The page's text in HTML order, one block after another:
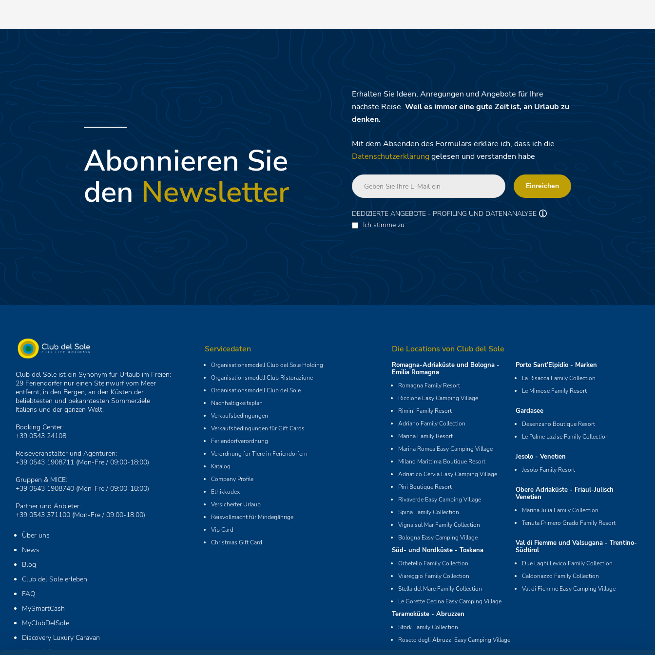
Abonnieren Sie
den Newsletter
Erhalten Sie Ideen, Anregungen und Angebote für Ihre
nächste Reise. Weil es immer eine gute Zeit ist, an Urlaub zu
denken.
Mit dem Absenden des Formulars erkläre ich, dass ich die
Datenschutzerklärunggelesen und verstanden habe
Einreichen
DEDIZIERTE ANGEBOTE - PROFILING UND DATENANALYSE
Ich stimme zu
Club del Sole ist ein Synonym für Urlaub im Freien:
29 Feriendörfer nur einen Steinwurf vom Meer
entfernt, in den Bergen, an den Küsten der
beliebtesten und bekanntesten Sommerziele
Italiens und der ganzen Welt.
Booking Center:
+39 0543 24108
Reiseveranstalter und Agenturen:
+39 0543 1908711 (Mon-Fre / 09:00-18:00)
Gruppen & MICE:
+39 0543 1908740 (Mon-Fre / 09:00-18:00)
Partner und Anbieter:
+39 0543 371100 (Mon-Fre / 09:00-18:00)
Über uns
News
Blog
Club del Sole erleben
FAQ
MySmartCash
MyClubDelSole
Discovery Luxury Caravan
Workin' Glamp
Servicedaten
Organisationsmodell Club del Sole Holding
Organisationsmodell Club Ristorazione
Organisationsmodell Club del Sole
Nachhaltigkeitsplan
Verkaufsbedingungen
Verkaufsbedingungen für Gift Cards
Feriendorfverordnung
Verordnung für Tiere in Feriendörfern
Katalog
Company Profile
Ethikkodex
Versicherter Urlaub
Reisvollmacht für Minderjährige
Vip Card
Christmas Gift Card
Die Locations von Club del Sole
Romagna-Adriaküste und Bologna -
Emilia Romagna
Romagna Family Resort
Riccione Easy Camping Village
Rimini Family Resort
Adriano Family Collection
Marina Family Resort
Marina Romea Easy Camping Village
Milano Marittima Boutique Resort
Adriatico Cervia Easy Camping Village
Pini Boutique Resort
Rivaverde Easy Camping Village
Spina Family Collection
Vigna sul Mar Family Collection
Bologna Easy Camping Village
Süd- und Nordküste - Toskana
Orbetello Family Collection
Viareggio Family Collection
Stella del Mare Family Collection
Le Gorette Cecina Easy Camping Village
Teramoküste - Abruzzen
Stork Family Collection
Roseto degli Abruzzi Easy Camping Village
Porto Sant’Elpidio - Marken
La Risacca Family Collection
Le Mimose Family Resort
Gardasee
Desenzano Boutique Resort
Le Palme Lazise Family Collection
Jesolo - Venetien
Jesolo Family Resort
Obere Adriaküste - Friaul-Julisch
Venetien
Marina Julia Family Collection
Tenuta Primero Grado Family Resort
Val di Fiemme und Valsugana - Trentino-
Südtirol
Due Laghi Levico Family Collection
Caldonazzo Family Collection
Val di Fiemme Easy Camping Village